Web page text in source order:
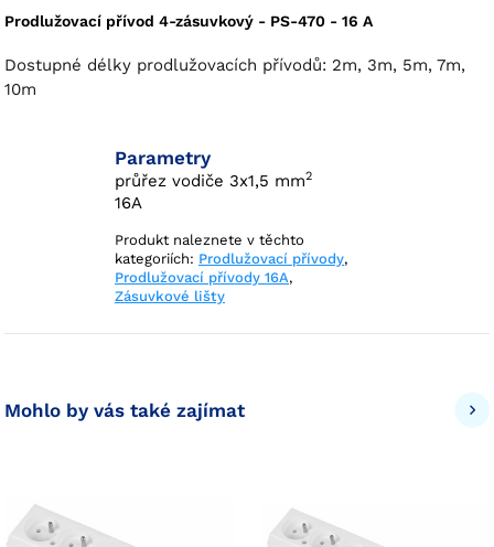
Prodlužovací přívod 4-zásuvkový - PS-470 - 16 A
Dostupné délky prodlužovacích přívodů: 2m, 3m, 5m, 7m,
10m
Parametry
průřez vodiče 3x1,5 mm2
16A
Produkt naleznete v těchto
kategoriích: Prodlužovací přívody,
Prodlužovací přívody 16A,
Zásuvkové lišty
Mohlo by vás také zajímat